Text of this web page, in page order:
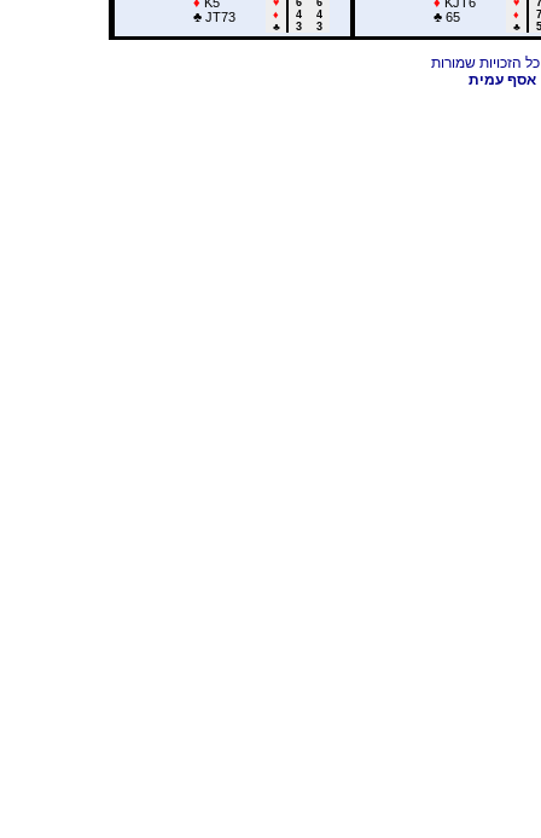
♣ JT73
♦
4
4
♣
3 3
♣ 65
♦
7
♣
5
אסף עמית